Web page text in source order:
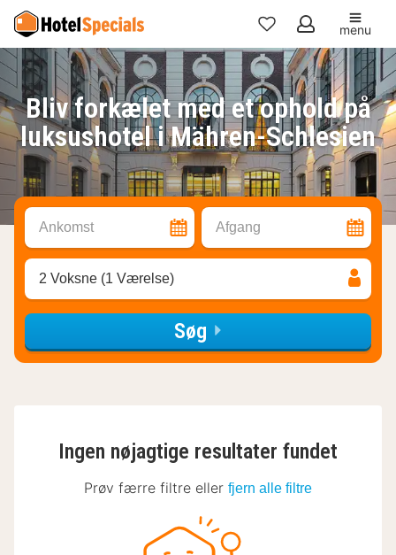
Mine
favoritter
menu
Bliv forkælet med et ophold på
luksushotel i Mähren-Schlesien
Ankomst Afgang
2 Voksne (1 Værelse)
Søg
Ingen nøjagtige resultater fundet
Prøv færre filtre eller fjern alle filtre